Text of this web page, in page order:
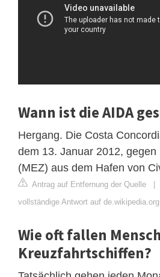
Wann ist die AIDA
Hergang. Die Costa
dem 13. Januar 2012,
(MEZ) aus dem Hafen von
Antrag auf Entfernung der Quelle |
vollständige Antwort auf
Wie oft fallen
Kreuzfahrtschiffen?